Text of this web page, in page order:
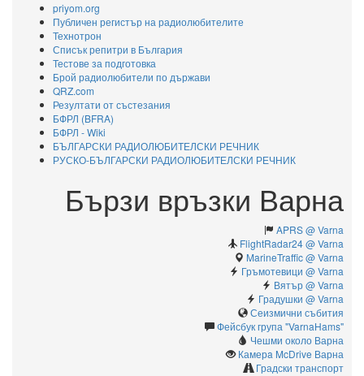
priyom.org
Публичен регистър на радиолюбителите
Технотрон
Списък репитри в България
Тестове за подготовка
Брой радиолюбители по държави
QRZ.com
Резултати от състезания
БФРЛ (BFRA)
БФРЛ - Wiki
БЪЛГАРСКИ РАДИОЛЮБИТЕЛСКИ РЕЧНИК
РУСКО-БЪЛГАРСКИ РАДИОЛЮБИТЕЛСКИ РЕЧНИК
Бързи връзки Варна
APRS @ Varna
FlightRadar24 @ Varna
MarineTraffic @ Varna
Гръмотевици @ Varna
Вятър @ Varna
Градушки @ Varna
Сеизмични събития
Фейсбук група "VarnaHams"
Чешми около Варна
Камерa McDrive Варна
Градски транспорт